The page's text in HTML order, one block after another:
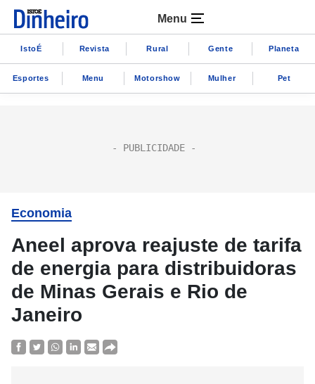
Menu
IstoÉ Revista Rural Gente Planeta
Esportes Menu Motorshow Mulher Pet
Economia
Aneel aprova reajuste de tarifa
de energia para distribuidoras
de Minas Gerais e Rio de
Janeiro